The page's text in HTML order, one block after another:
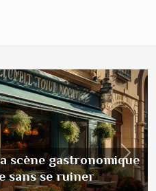
scène gastronomique
sans se ruiner
Next